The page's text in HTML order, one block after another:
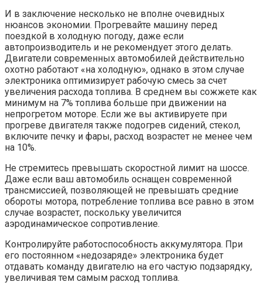
И в заключение несколько не вполне очевидных
нюансов экономии. Прогревайте машину перед
поездкой в холодную погоду, даже если
автопроизводитель и не рекомендует этого делать.
Двигатели современных автомобилей действительно
охотно работают «на холодную», однако в этом случае
электроника оптимизирует рабочую смесь за счет
увеличения расхода топлива. В среднем вы сожжете как
минимум на 7% топлива больше при движении на
непрогретом моторе. Если же вы активируете при
прогреве двигателя также подогрев сидений, стекол,
включите печку и фары, расход возрастет не менее чем
на 10%.
Не стремитесь превышать скоростной лимит на шоссе.
Даже если ваш автомобиль оснащен современной
трансмиссией, позволяющей не превышать средние
обороты мотора, потребление топлива все равно в этом
случае возрастет, поскольку увеличится
аэродинамическое сопротивление.
Контролируйте работоспособность аккумулятора. При
его постоянном «недозаряде» электроника будет
отдавать команду двигателю на его частую подзарядку,
увеличивая тем самым расход топлива.